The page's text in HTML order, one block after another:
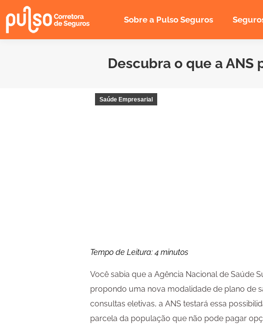
Sobre a Pulso Seguros
Descubra o que a
Saúde Empresarial
Tempo de Leitura:4 minutos
Você sabia que a Agência Nacional de Saúde
propondo uma nova modalidade de plano de
consultas eletivas, a ANS testará essa
parcela da população que não pode pagar